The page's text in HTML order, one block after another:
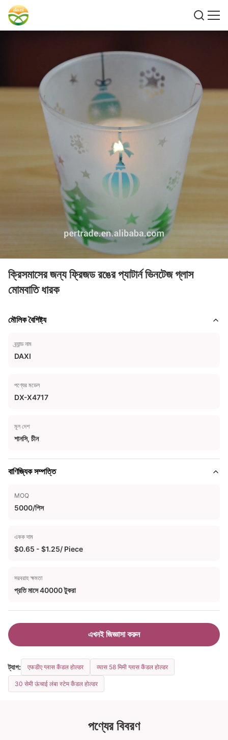
ক্রিসমাসের জন্য ফ্রিজড রঙের প্যাটার্ন ভিনটেজ গ্লাস
মোমবাতি ধারক
মৌলিক বৈশিষ্ট্য
ব্র্যান্ড নাম
DAXI
পণ্যের মডেল
DX-X4717
মূল দেশ
শানসি, চীন
বাণিজ্যিক সম্পত্তি
MOQ
5000/পিস
একক দাম
$0.65 - $1.25/ Piece
সরবরাহ ক্ষমতা
প্রতি মাসে 40000 টুকরা
এখনই জিজ্ঞাসা করুন
ট্যাগ: एफडीए ग्लास कैंडल होल्डर व्यास 58 मिमी ग्लास कैंडल होल्डर
30 सेमी ऊंचाई लंबा स्टेम कैंडल होल्डर
পণ্যের বিবরণ